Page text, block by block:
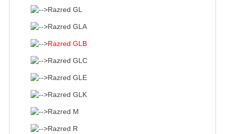
Razred GL
Razred GLA
Razred GLB
Razred GLC
Razred GLE
Razred GLK
Razred M
Razred R